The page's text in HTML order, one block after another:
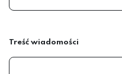
Treść wiadomości